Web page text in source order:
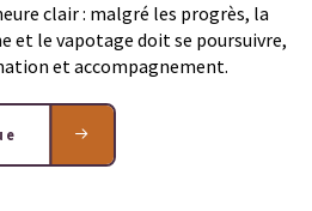
clair : malgré les progrès, la
et le vapotage doit se poursuivre,
et accompagnement.